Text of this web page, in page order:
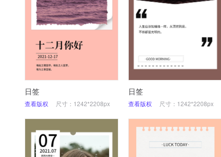
日签
查看版权 尺寸：1242*2208px
日签
查看版权 尺寸：1242*2208px